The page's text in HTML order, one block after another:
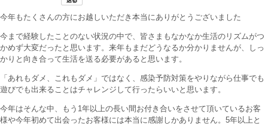
今年もたくさんの方にお越しいただき本当にありがとうございました
今まで経験したことのない状況の中で、皆さまもなかなか生活のリズムがつ
かめず大変だったと思います。来年もまだどうなるか分かりませんが、しっ
かりと向き合って生活を送る必要があると思います。
「あれもダメ、これもダメ」ではなく、感染予防対策をやりながら仕事でも
遊びでも出来ることはチャレンジして行ったらいいと思います。
今年はそんな中、もう1年以上の長い間お付き合いをさせて頂いているお客
様や今年初めて出会ったお客様には本当に感謝しかありません。5年以上と